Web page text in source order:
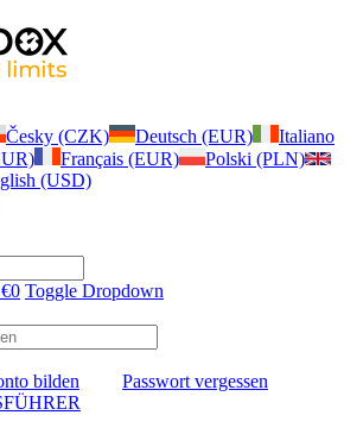
Česky (CZK) Deutsch (EUR)
Italiano
Français (EUR)
Polski (PLN)
(USD)
0 Toggle Dropdown
bilden
Passwort vergessen